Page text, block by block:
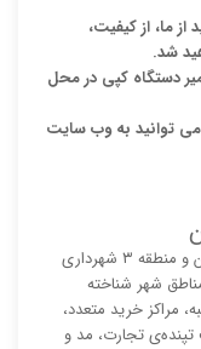
ما، از کیفیت،
شد.
دستگاه کپی در محل
توانید به وب سایت
ونک، محله‌ای مدرن و پرق رونق در شمال غرب تهران و منطقه ۳ شهرداری
شهر شناخته
مراکز خرید متعدد،
تپنده‌ی تجارت، مد و